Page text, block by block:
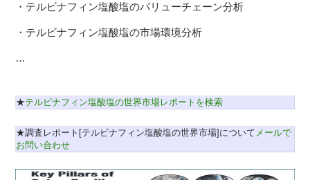
・テルビナフィン塩酸塩のバリューチェーン分析
・テルビナフィン塩酸塩の市場環境分析
…
★テルビナフィン塩酸塩の世界市場レポートを検索
★調査レポート[テルビナフィン塩酸塩の世界市場]について メールで
お問い合わせ